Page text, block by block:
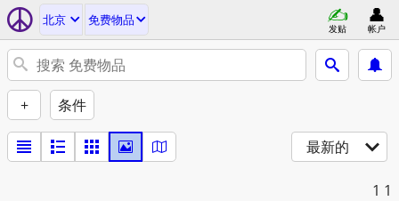
北京 免费物品
发贴 帐户
+ 条件
最新的
1 1